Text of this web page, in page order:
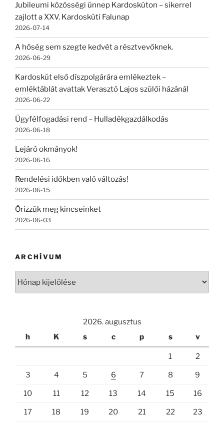
Jubileumi közösségi ünnep Kardoskúton – sikerrel
zajlott a XXV. Kardoskúti Falunap
2026-07-14
A hőség sem szegte kedvét a résztvevőknek.
2026-06-29
Kardoskút első díszpolgárára emlékeztek –
emléktáblát avattak Verasztó Lajos szülői házánál
2026-06-22
Ügyfélfogadási rend – Hulladékgazdálkodás
2026-06-18
Lejáró okmányok!
2026-06-16
Rendelési időkben való változás!
2026-06-15
Őrizzük meg kincseinket
2026-06-03
ARCHÍVUM
2026. augusztus
h
K s c p s v
1 2
3 4 5 6 7 8 9
10 11 12 13 14 15 16
17 18 19 20 21 22 23